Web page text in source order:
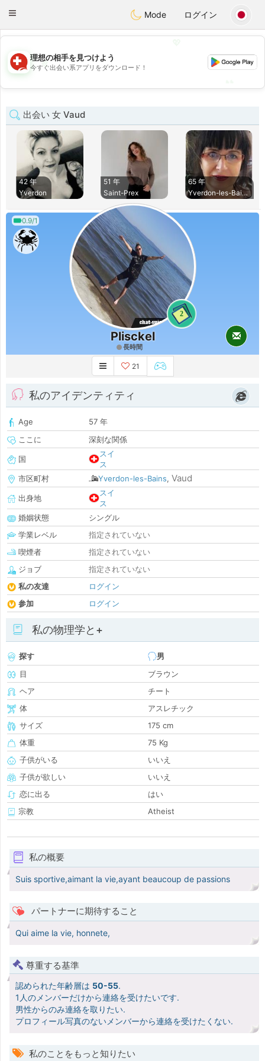
Suissi
Toggle
Mode ログイン
💖
💕
理想の相手を見つけよう
今すぐ出会い系アプリをダウンロード！
出会い 女 Vaud
42 年
Yverdon
51 年
Saint-Prex
65 年
Yverdon-les-Bains
0.9/1
2
Plisckel
長時間
21
私のアイデンティティ
Age
57 年
ここに
深刻な関係
国
スイ
ス
市区町村
Yverdon-les-Bains, Vaud
出身地
スイ
ス
婚姻状態
シングル
学業レベル
指定されていない
喫煙者
指定されていない
ジョブ
指定されていない
私の友達
ログイン
参加
ログイン
私の物理学と+
探す
男
目
ブラウン
ヘア
チート
体
アスレチック
サイズ
175 cm
体重
75 Kg
子供がいる
いいえ
子供が欲しい
いいえ
恋に出る
はい
宗教
Atheist
私の概要
Suis sportive,aimant la vie,ayant beaucoup de passions
パートナーに期待すること
Qui aime la vie, honnete,
尊重する基準
認められた年齢層は 50-55.
1人のメンバーだけから連絡を受けたいです.
男性からのみ連絡を取りたい.
プロフィール写真のないメンバーから連絡を受けたくない.
私のことをもっと知りたい